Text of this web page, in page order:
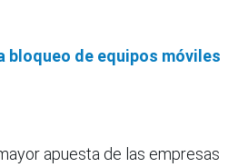
bloqueo de equipos móviles
apuesta de las empresas